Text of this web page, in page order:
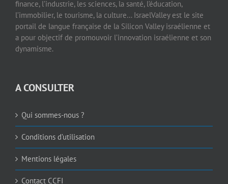
l’immobilier, le tourisme, la culture… IsraelValley est le site
portail de langue française de la Silicon Valley israélienne et
a pour objectif de promouvoir l’innovation israélienne et son
dynamisme.
Conditions d’utilisation
Mentions légales
Contact CCFI